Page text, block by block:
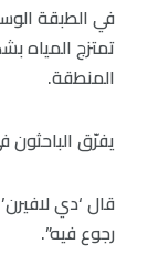
في الطبقة
تمتزج المياه
المنطقة.
يفرّق الباحثون
قال ‘دي
رجوع فيه”.